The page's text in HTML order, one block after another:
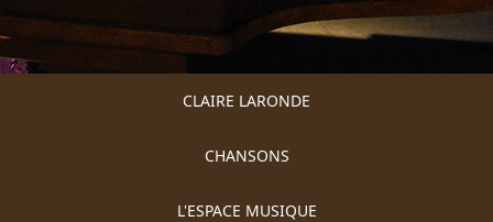
CLAIRE LARONDE
CHANSONS
L'ESPACE MUSIQUE